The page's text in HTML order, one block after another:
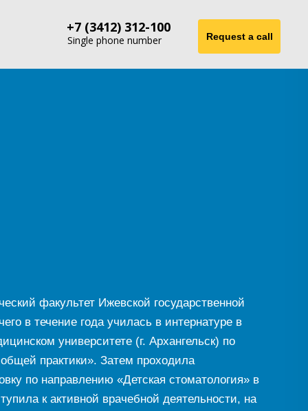
+7 (3412) 312-100
Single phone number
факультет Ижевской государственной
в течение года училась в интернатуре в
университете (г. Архангельск) по
практики». Затем проходила
по направлению «Детская стоматология» в
к активной врачебной деятельности, на